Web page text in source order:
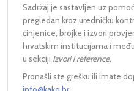
Sadržaj je sastavljen uz
pregledan kroz uredničku
činjenice, brojke i izvori
hrvatskim institucijama i
u sekciji Izvori i reference.
Pronašli ste grešku ili imate
info@kako.hr